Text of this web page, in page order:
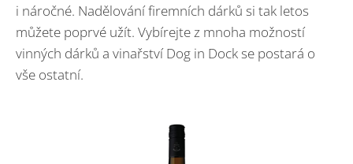
i náročné. Nadělování firemních dárků si tak letos
můžete poprvé užít. Vybírejte z mnoha možností
vinných dárků a vinařství Dog in Dock se postará o
vše ostatní.